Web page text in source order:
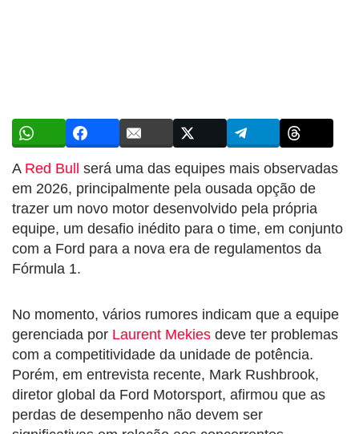
ARed Bull será uma das equipes mais observadas
em 2026, principalmente pela ousada opção de
trazer um novo motor desenvolvido pela própria
equipe, um desafio inédito para o time, em conjunto
com a Ford para a nova era de regulamentos da
Fórmula 1.
No momento, vários rumores indicam que a equipe
gerenciada por Laurent Mekies deve ter problemas
com a competitividade da unidade de potência.
Porém, em entrevista recente, Mark Rushbrook,
diretor global da Ford Motorsport, afirmou que as
perdas de desempenho não devem ser